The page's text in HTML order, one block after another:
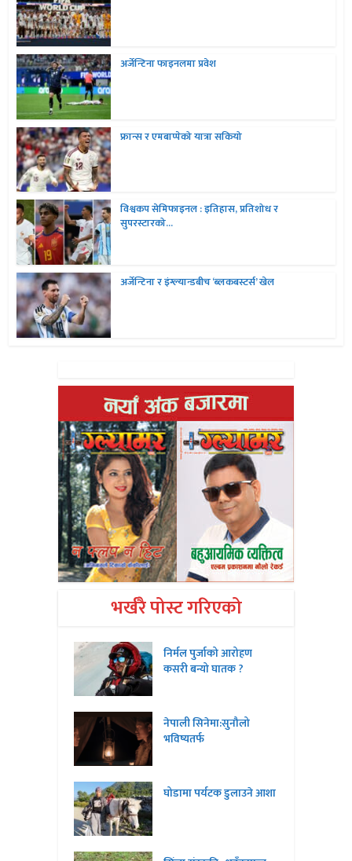
अर्जेन्टिना फाइनलमा प्रवेश
फ्रान्स र एमबाप्पेको यात्रा सकियो
विश्वकप सेमिफाइनल : इतिहास, प्रतिशोध र
सुपरस्टारको...
अर्जेन्टिना र इंग्ल्यान्डबीच ‘ब्लकबस्टर्स’ खेल
भर्खरै पोस्ट गरिएको
निर्मल पुर्जाको आरोहण
कसरी बन्यो घातक ?
नेपाली सिनेमा:सुनौलो
भविष्यतर्फ
घोडामा पर्यटक डुलाउने आशा